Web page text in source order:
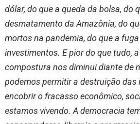
dólar, do que a queda da bolsa, do
desmatamento da Amazônia, do
mortos na pandemia, do que a
investimentos. E pior do que tudo,
compostura nos diminui diante de
podemos permitir a destruição das
encobrir o fracasso econômico,
estamos vivendo. A democracia